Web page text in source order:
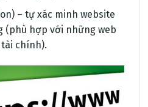
– tự xác minh website
(phù hợp với những web
chính).